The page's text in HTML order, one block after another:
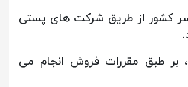
کشور از طریق شرکت های پستی
، بر طبق مقررات فروش انجام می